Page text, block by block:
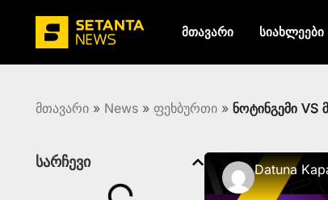
მთავარი სიახლეები
მთავარი » News » ფეხბურთი » ნოტინგემი VS
სარჩევი Datuna